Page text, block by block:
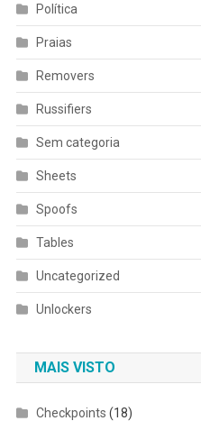
Política
Praias
Removers
Russifiers
Sem categoria
Sheets
Spoofs
Tables
Uncategorized
Unlockers
MAIS VISTO
Checkpoints (18)